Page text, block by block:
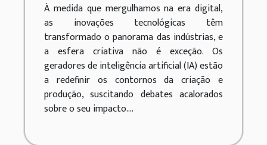
À medida que mergulhamos na era digital,
as inovações tecnológicas têm
transformado o panorama das indústrias, e
a esfera criativa não é exceção. Os
geradores de inteligência artificial (IA) estão
a redefinir os contornos da criação e
produção, suscitando debates acalorados
sobre o seu impacto....